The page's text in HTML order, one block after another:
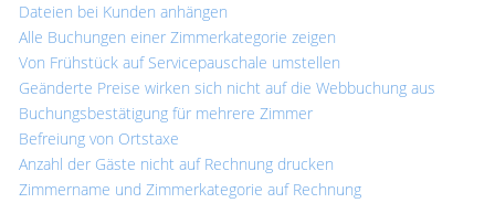
Dateien bei Kunden anhängen
Alle Buchungen einer Zimmerkategorie zeigen
Von Frühstück auf Servicepauschale umstellen
Geänderte Preise wirken sich nicht auf die Webbuchung aus
Buchungsbestätigung für mehrere Zimmer
Befreiung von Ortstaxe
Anzahl der Gäste nicht auf Rechnung drucken
Zimmername und Zimmerkategorie auf Rechnung